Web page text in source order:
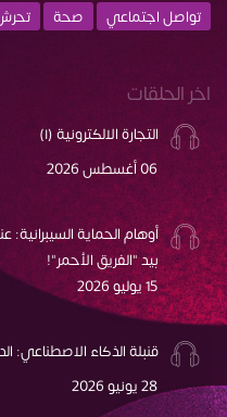
تواصل اجتماعي
صحة
اخر الحلقات
التجارة الالكترونية (١)
06 أغسطس 2026
أوهام الحماية
بيد "الفريق الأحمر"!
15 يوليو 2026
قنبلة الذكاء الاصطناعي:
28 يونيو 2026